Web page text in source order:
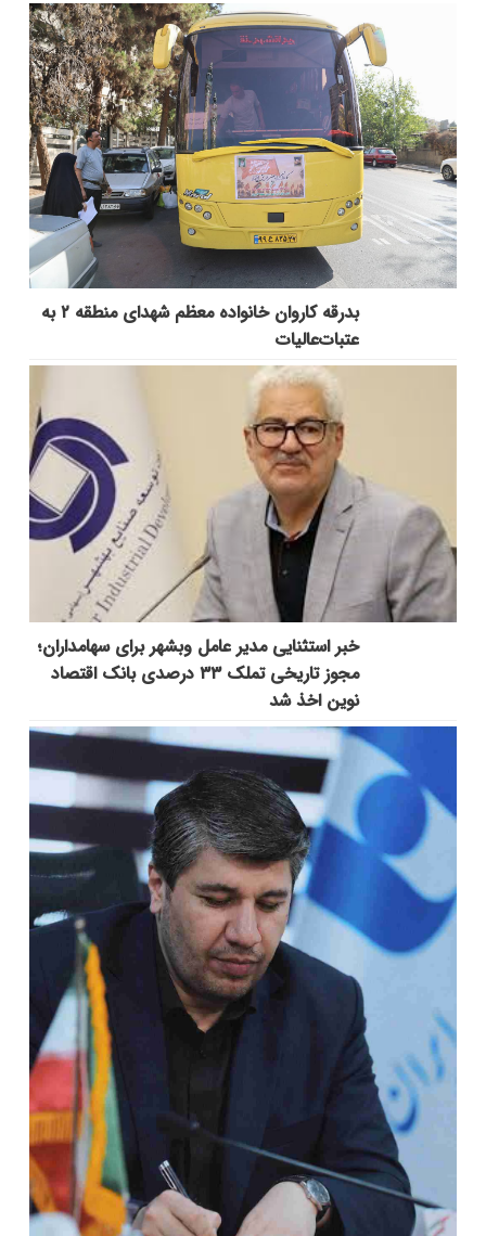
بدرقه کاروان خانواده معظم شهدای منطقه ۲ به
عتبات‌عالیات
خبر استثنایی مدیر عامل وبشهر برای سهامداران؛
مجوز تاریخی تملک ۳۳ درصدی بانک اقتصاد
نوین اخذ شد